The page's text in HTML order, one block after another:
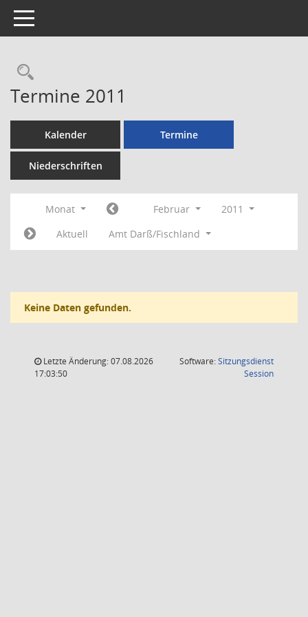
Toggle navigation
Rechercheauswahl
Termine 2011
Kalender Termine
Niederschriften
Monat Februar
2011
Aktuell
Amt Darß/Fischland
Keine Daten gefunden.
Letzte Änderung: 07.08.2026
17:03:50
Software:Sitzungsdienst
Session(Wird in